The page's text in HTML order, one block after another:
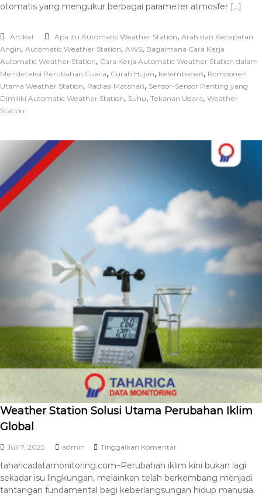
otomatis yang mengukur berbagai parameter atmosfer […]
Artikel Apa itu Automatic Weather Station, Arah dan Kecepatan
Angin, Automatic Weather Station, AWS, Bagaimana Cara Kerja
Automatic Weather Station, Cara Kerja Automatic Weather Station dalam
Mendeteksi Perubahan Cuaca, Curah Hujan, kelembapan, Komponen
Utama Weather Station, Radiasi Matahari, Sensor-Sensor Penting yang
Dimiliki Automatic Weather Station, Suhu, Tekanan Udara, Weather
Station
Weather Station Solusi Utama Perubahan Iklim
Global
Juli 7, 2025 admin Tinggalkan Komentar
taharicadatamonitoring.com–Perubahan iklim kini bukan lagi
sekadar isu lingkungan, melainkan telah berkembang menjadi
tantangan fundamental bagi keberlangsungan hidup manusia.